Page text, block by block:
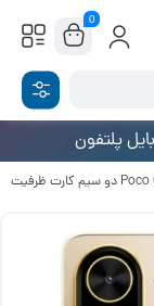
0
پلتفون
گوشی موبایل شیائومی مدل Poco C71 دو سیم کارت ظرفیت